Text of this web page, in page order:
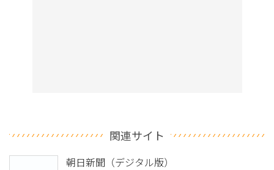
関連サイト
朝日新聞（デジタル版）